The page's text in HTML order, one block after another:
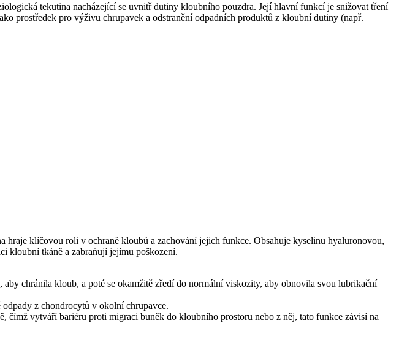
tekutina nacházející se uvnitř dutiny kloubního pouzdra. Její hlavní funkcí je snižovat tření
prostředek pro výživu chrupavek a odstranění odpadních produktů z kloubní dutiny (např.
klíčovou roli v ochraně kloubů a zachování jejich funkce. Obsahuje kyselinu hyaluronovou,
kloubní tkáně a zabraňují jejímu poškození.
chránila kloub, a poté se okamžitě zředí do normální viskozity, aby obnovila svou lubrikační
z chondrocytů v okolní chrupavce.
čímž vytváří bariéru proti migraci buněk do kloubního prostoru nebo z něj, tato funkce závisí na